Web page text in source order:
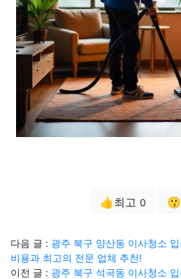
👍최고 0
다음 글 : 광주 북구 양산동 이사청소
비용과 최고의 전문 업체 추천!
이전 글 : 광주 북구 석곡동 이사청소